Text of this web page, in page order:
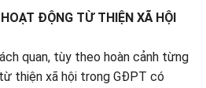
ĐỘNG TỪ THIỆN XÃ HỘI
quan, tùy theo hoàn cảnh từng
thiện xã hội trong GĐPT có